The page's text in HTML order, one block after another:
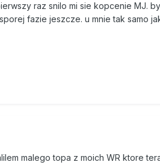
raz snilo mi sie kopcenie MJ.
fazie jeszcze. u mnie tak samo
malego topa z moich WR ktore